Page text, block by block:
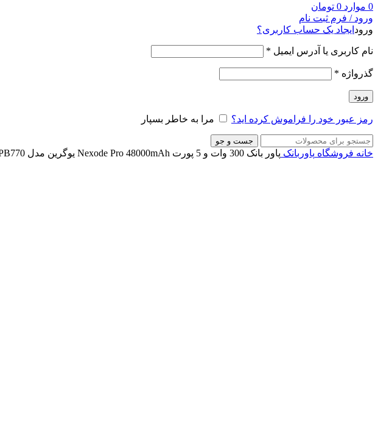
0 موارد 0 تومان
ورود / فرم ثبت نام
ورود ایجاد یک حساب کاربری؟
نام کاربری یا آدرس ایمیل *
گذرواژه *
ورود
رمز عبور خود را فراموش کرده اید؟ مرا به خاطر بسپار
جست و جو
خانه فروشگاه پاوربانک پاور بانک 300 وات و 5 پورت Nexode Pro 48000mAh یوگرین مدل PB770 کد 25286